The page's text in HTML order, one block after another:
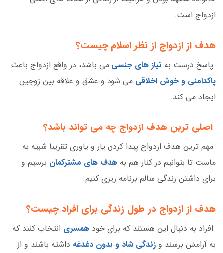
ازدواج است.
هدف از ازدواج از نظر اسلام چیست؟
پاسخ درست به نیاز های جنسی می باشد، در واقع ازدواج باعث
پاکدامنی و خوش اخلاقی می شود و عشق و علاقه بین زوجین
ایجاد می کند.
اصلی ترین هدف ازدواج چه می تواند باشد؟
مهم ترین هدف ازدواج پیدا کردن یار و یاوری تقریبا شبیه به
ماست تا بتوانیم در کنار هم به هدف های مشترکمان برسیم و
برای داشتن زندگی سالم برنامه ریزی کنیم.
هدف از ازدواج در طول زندگی برای افراد چیست؟
افراد به دنبال این هستند که برای خود همسری انتخاب کنند که
به آرامش برسند و زندگی شاد و بدون دغدغه داشته باشند و از